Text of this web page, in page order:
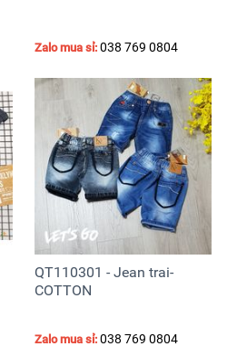
Zalo mua sỉ: 038 769 0804
QT110301 - Jean trai-
COTTON
Zalo mua sỉ: 038 769 0804